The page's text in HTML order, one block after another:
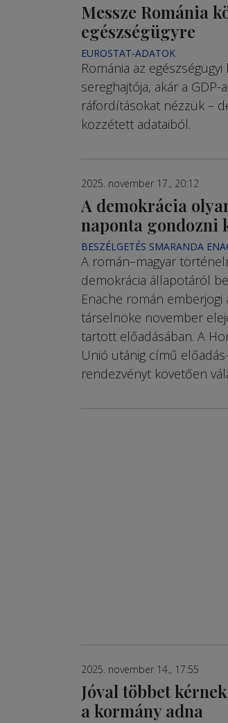
Messze Románia
egészségügyre
EUROSTAT-ADATOK
Románia az
sereghajtója, akár a
ráfordításokat nézzük –
közzétett adataiból.
2025. november 17., 20:12
A demokrácia
naponta gondozni
BESZÉLGETÉS SMARANDA
A román–magyar
demokrácia állapotáról
Enache román emberjogi
társelnöke november
tartott előadásában. A
Unió utánig című
rendezvényt követően
2025. november 14., 17:55
Jóval többet
a kormány adna